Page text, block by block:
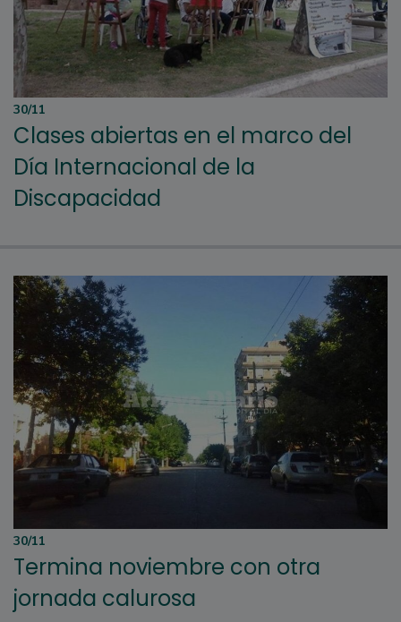
30/11
Clases abiertas en el marco del
Día Internacional de la
Discapacidad
30/11
Termina noviembre con otra
jornada calurosa